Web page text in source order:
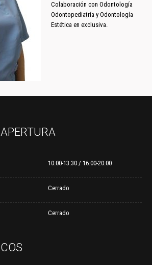
Colaboración con Odontología
Odontopediatría y Odontología
Estética en exclusiva.
APERTURA
10:00-13:30 / 16:00-20.00
Cerrado
Cerrado